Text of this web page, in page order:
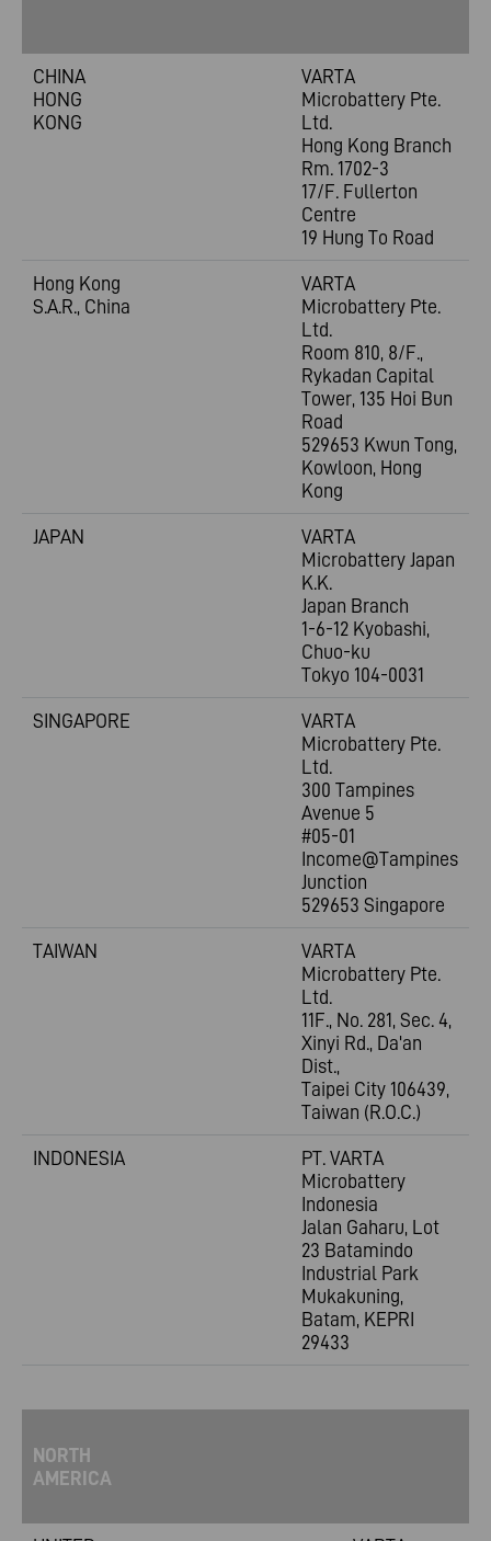
CHINA
HONG
KONG
VARTA
Microbattery Pte.
Ltd.
Hong Kong Branch
Rm. 1702-3
17/F. Fullerton
Centre
19 Hung To Road
Hong Kong
S.A.R., China
VARTA
Microbattery Pte.
Ltd.
Room 810, 8/F.,
Rykadan Capital
Tower, 135 Hoi Bun
Road
529653 Kwun Tong,
Kowloon, Hong
Kong
JAPAN
VARTA
Microbattery Japan
K.K.
Japan Branch
1-6-12 Kyobashi,
Chuo-ku
Tokyo 104-0031
SINGAPORE
VARTA
Microbattery Pte.
Ltd.
300 Tampines
Avenue 5
#05-01
Income@Tampines
Junction
529653 Singapore
TAIWAN
VARTA
Microbattery Pte.
Ltd.
11F., No. 281, Sec. 4,
Xinyi Rd., Da'an
Dist.,
Taipei City 106439,
Taiwan (R.O.C.)
INDONESIA
PT. VARTA
Microbattery
Indonesia
Jalan Gaharu, Lot
23 Batamindo
Industrial Park
Mukakuning,
Batam, KEPRI
29433
NORTH
AMERICA